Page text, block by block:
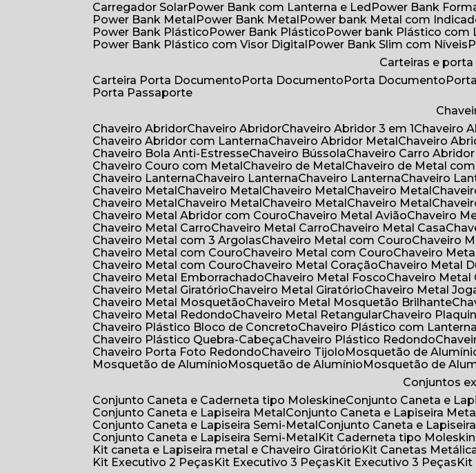
Carregador Solar
Power Bank com Lanterna e Led Power Bank
Power Bank Metal
Power Bank Metal Power bank Metal com
Power Bank Plástico
Power Bank Plástico Power bank Plástico com
Power Bank Plástico com Visor Digital
Power Bank Slim com Níveis
Carteiras e
Carteira Porta Documento
Porta Documento Porta Documento
Porta Passaporte
Chaveiro Abridor
Chaveiro Abridor Chaveiro Abridor 3 em 1 Chaveiro
Chaveiro Abridor com Lanterna
Chaveiro Abridor Metal Chaveiro
Chaveiro Bola Anti-Estresse
Chaveiro Bússola Chaveiro Carro
Chaveiro Couro com Metal
Chaveiro de Metal Chaveiro de Metal
Chaveiro Lanterna
Chaveiro Lanterna Chaveiro Lanterna Chaveiro
Chaveiro Metal
Chaveiro Metal Chaveiro Metal Chaveiro Metal
Chaveiro Metal
Chaveiro Metal Chaveiro Metal Chaveiro Metal
Chaveiro Metal Abridor com Couro
Chaveiro Metal Avião Chaveiro
Chaveiro Metal Carro
Chaveiro Metal Carro Chaveiro Metal Casa
Chaveiro Metal com 3 Argolas
Chaveiro Metal com Couro Chaveiro
Chaveiro Metal com Couro
Chaveiro Metal com Couro Chaveiro
Chaveiro Metal com Couro
Chaveiro Metal Coração Chaveiro Metal
Chaveiro Metal Emborrachado
Chaveiro Metal Fosco Chaveiro
Chaveiro Metal Giratório
Chaveiro Metal Giratório Chaveiro Metal
Chaveiro Metal Mosquetão
Chaveiro Metal Mosquetão Brilhante
Chaveiro Metal Redondo
Chaveiro Metal Retangular Chaveiro
Chaveiro Plástico Bloco de Concreto
Chaveiro Plástico com Lanterna
Chaveiro Plástico Quebra-Cabeça
Chaveiro Plástico Redondo
Chaveiro Porta Foto Redondo
Chaveiro Tijolo Mosquetão de
Mosquetão de Alumínio
Mosquetão de Alumínio Mosquetão de
Conjuntos
Conjunto Caneta e Caderneta tipo Moleskine
Conjunto Caneta e
Conjunto Caneta e Lapiseira Metal
Conjunto Caneta e Lapiseira
Conjunto Caneta e Lapiseira Semi-Metal
Conjunto Caneta e
Conjunto Caneta e Lapiseira Semi-Metal
Kit Caderneta tipo
Kit caneta e Lapiseira metal e Chaveiro Giratório
Kit Canetas
Kit Executivo 2 Peças
Kit Executivo 3 Peças Kit Executivo 3 Peças